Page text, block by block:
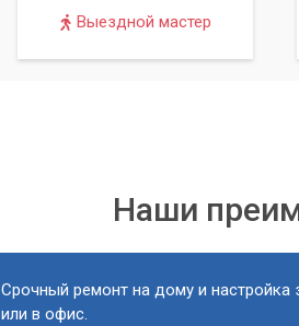
Выездной мастер
Наши
Срочный ремонт на дому и настройка
или в офис.